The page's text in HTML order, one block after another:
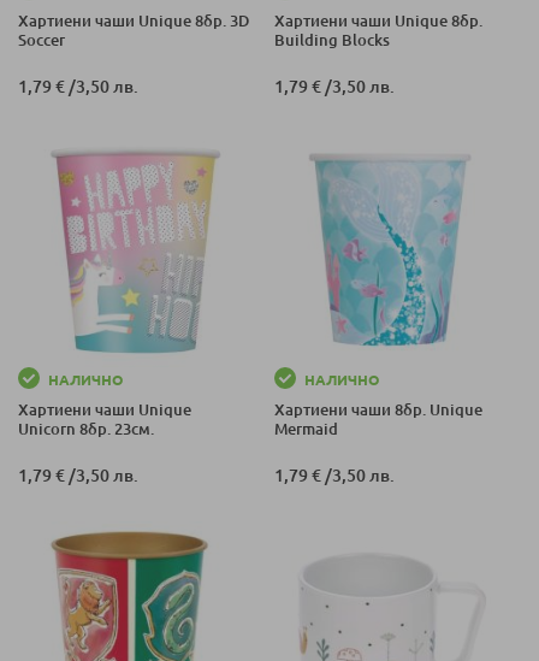
Хартиени чаши Unique 8бр. 3D
Soccer
1,79 € /3,50 лв.
Хартиени чаши Unique 8бр.
Building Blocks
1,79 € /3,50 лв.
НАЛИЧНО
Хартиени чaши Unique
Unicorn 8бр. 23см.
1,79 € /3,50 лв.
НАЛИЧНО
Хартиени чаши 8бр. Unique
Mermaid
1,79 € /3,50 лв.